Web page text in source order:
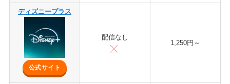
ディズニープラス
公式サイト
配信なし
1,250円～